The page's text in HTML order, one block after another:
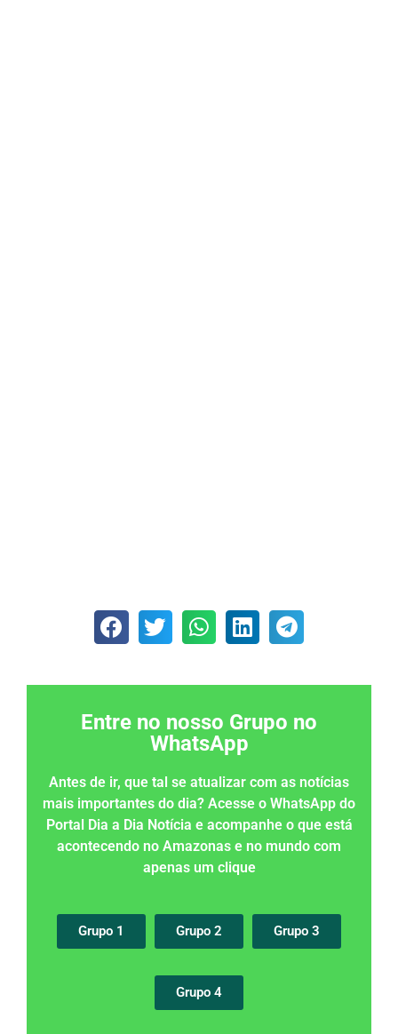
Entre no nosso Grupo no
WhatsApp
Antes de ir, que tal se atualizar com as notícias
mais importantes do dia? Acesse o WhatsApp do
Portal Dia a Dia Notícia e acompanhe o que está
acontecendo no Amazonas e no mundo com
apenas um clique
Grupo 1 Grupo 2 Grupo 3
Grupo 4